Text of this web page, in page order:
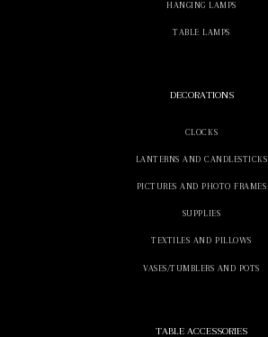
HANGING LAMPS
TABLE LAMPS
DECORATIONS
CLOCKS
LANTERNS AND CANDLESTICKS
PICTURES AND PHOTO FRAMES
SUPPLIES
TEXTILES AND PILLOWS
VASES/TUMBLERS AND POTS
TABLE ACCESSORIES